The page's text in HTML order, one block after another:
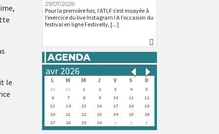
le
29/07/2026
Pour la première fois, l’ATLF s’est essayée à
l’exercice du live Instagram ! A l’occasion du
festival en ligne Festivelly, [...]
AGENDA
L M M J V S D
30 31 1 2 3 4
5
6
7 8 9 10 11
12
13
14 15 16 17 18
19
20
21 22 23 24 25
26
27
28 29 30 1 2 3